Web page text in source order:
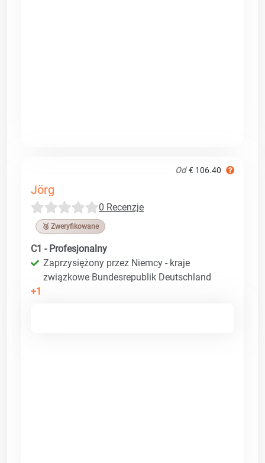
Od € 106.40
Jörg
0 Recenzje
🥉 Zweryfikowane
C1 - Profesjonalny
Zaprzysiężony przez Niemcy - kraje
związkowe Bundesrepublik Deutschland
+1